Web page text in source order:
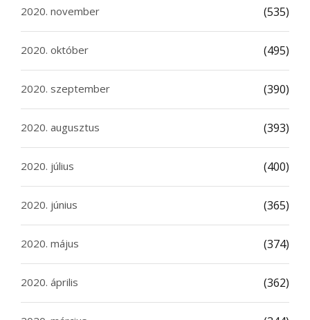
2020. november (535)
2020. október (495)
2020. szeptember (390)
2020. augusztus (393)
2020. július (400)
2020. június (365)
2020. május (374)
2020. április (362)